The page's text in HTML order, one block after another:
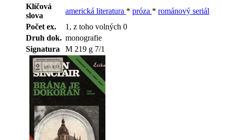
Klíčová
slova
americká literatura * próza * románový seriál
Počet ex.
1, z toho volných 0
Druh dok. monografie
Signatura
M 219 g 7/1